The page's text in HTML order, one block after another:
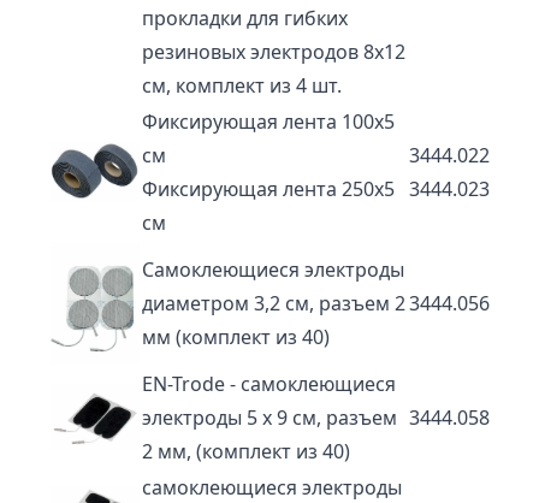
прокладки для гибких
резиновых электродов 8х12
см, комплект из 4 шт.
Фиксирующая лента 100х5
см
Фиксирующая лента 250х5
см
3444.022
3444.023
Самоклеющиеся электроды
диаметром 3,2 см, разъем 2
мм (комплект из 40)
3444.056
EN-Trode - самоклеющиеся
электроды 5 х 9 см, разъем
2 мм, (комплект из 40)
3444.058
самоклеющиеся электроды